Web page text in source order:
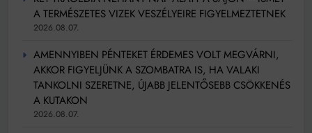
A TERMÉSZETES VIZEK VESZÉLYEIRE FIGYELMEZTETNEK
2026.08.07.
AMENNYIBEN PÉNTEKET ÉRDEMES VOLT MEGVÁRNI,
AKKOR FIGYELJÜNK A SZOMBATRA IS, HA VALAKI
TANKOLNI SZERETNE, ÚJABB JELENTŐSEBB CSÖKKENÉS
A KUTAKON
2026.08.07.